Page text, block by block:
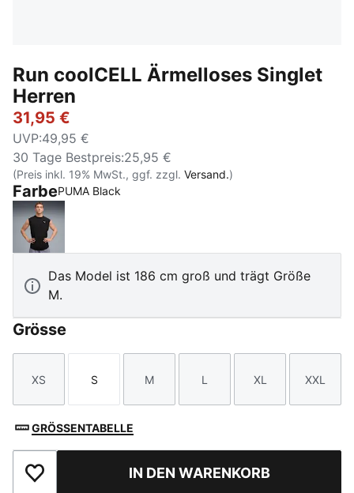
Run coolCELL Ärmelloses Singlet
Herren
31,95 €
UVP:49,95 €
30 Tage Bestpreis:25,95 €
(Preis inkl. 19% MwSt., ggf. zzgl. Versand.)
FarbePUMA Black
PUMA Black
Das Model ist 186 cm groß und trägt Größe
M.
Grösse
Größe
XS
Größe
S
Größe
M
Größe
L
Größe
XL
Größe
XXL
GRÖSSENTABELLE
Zu Favoriten hinzufügenIN DEN WARENKORB